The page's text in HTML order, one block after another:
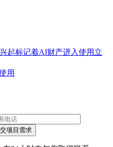
起标记着AI财产进入使用立
用